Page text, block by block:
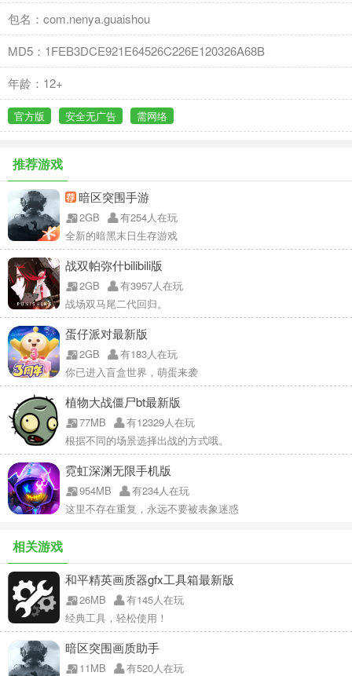
包名：com.nenya.guaishou
MD5：1FEB3DCE921E64526C226E120326A68B
年龄：12+
官方版 安全无广告 需网络
推荐游戏
暗区突围手游
2GB
有254人在玩
全新的暗黑末日生存游戏
战双帕弥什bilibili版
2GB
有3957人在玩
战场双马尾二代回归。
蛋仔派对最新版
2GB
有183人在玩
你已进入盲盒世界，萌蛋来袭
植物大战僵尸bt最新版
77MB
有12329人在玩
根据不同的场景选择出战的方式哦。
霓虹深渊无限手机版
954MB
有234人在玩
这里不存在重复，永远不要被表象迷惑
相关游戏
和平精英画质器gfx工具箱最新版
26MB
有145人在玩
经典工具，轻松使用！
暗区突围画质助手
11MB
有520人在玩